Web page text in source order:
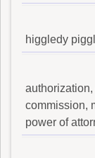
higgledy
commission,
power of